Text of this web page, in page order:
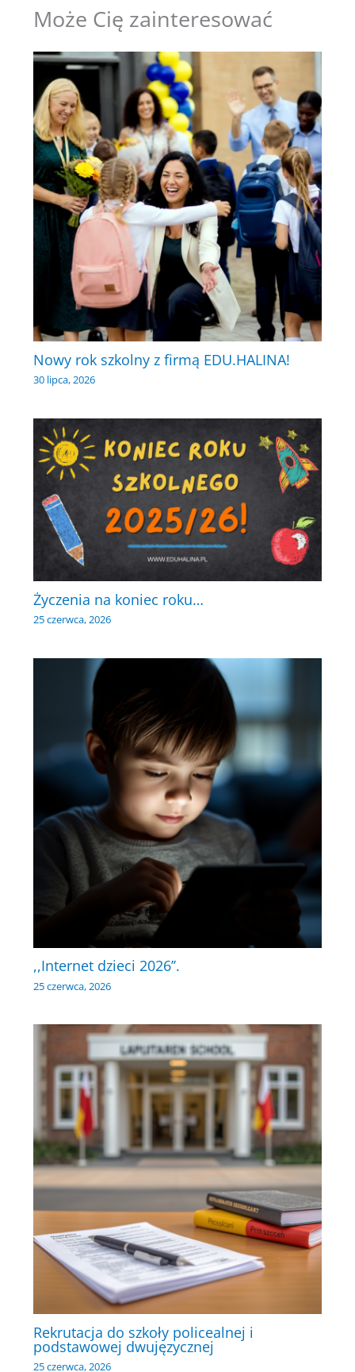
Może Cię zainteresować
Nowy rok szkolny z firmą EDU.HALINA!
30 lipca, 2026
Życzenia na koniec roku…
25 czerwca, 2026
,,Internet dzieci 2026’’.
25 czerwca, 2026
Rekrutacja do szkoły policealnej i
podstawowej dwujęzycznej
25 czerwca, 2026